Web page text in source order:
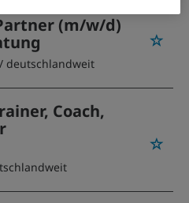
(m/w/d)
/ deutschlandweit
Coach,